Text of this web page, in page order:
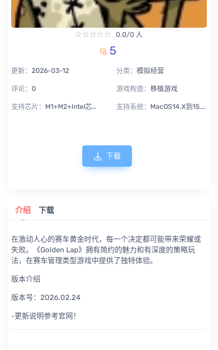
0.0/0 人
5
更新： 2026-03-12 分类： 模拟经营
评论： 0 游戏构造： 移植游戏
支持芯片： M1+M2+Intel芯片通用 支持系统： MacOS14.X到15.X Sequoia
下载
介绍 下载
在激动人心的赛车黄金时代，每一个决定都可能带来荣耀或
失败。《Golden Lap》拥有简约的魅力和有深度的策略玩
法，在赛车管理类型游戏中提供了独特体验。
版本介绍
版本号：2026.02.24
-更新说明参考官网！